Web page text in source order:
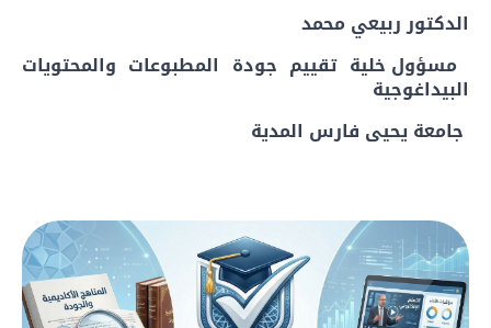
الدكتور ربيعي محمد
مسؤول خلية تقييم جودة المطبوعات والمحتويات
البيداغوجية
جامعة يحيى فارس المدية